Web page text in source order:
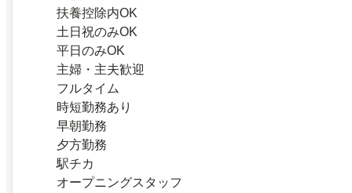
扶養控除内OK
土日祝のみOK
平日のみOK
主婦・主夫歓迎
フルタイム
時短勤務あり
早朝勤務
夕方勤務
駅チカ
オープニングスタッフ